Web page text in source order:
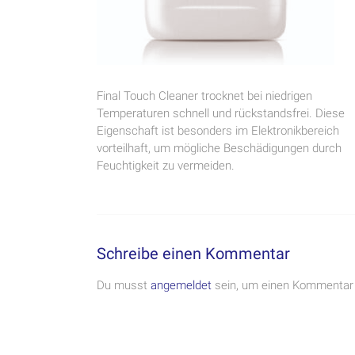
Final Touch Cleaner trocknet bei niedrigen
Temperaturen schnell und rückstandsfrei. Diese
Eigenschaft ist besonders im Elektronikbereich
vorteilhaft, um mögliche Beschädigungen durch
Feuchtigkeit zu vermeiden.
Schreibe einen Kommentar
Du musst angemeldet sein, um einen